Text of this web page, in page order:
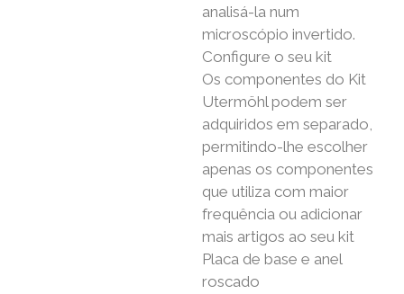
analisá-la num
microscópio invertido.
Configure o seu kit
Os componentes do Kit
Utermöhl podem ser
adquiridos em separado,
permitindo-lhe escolher
apenas os componentes
que utiliza com maior
frequência ou adicionar
mais artigos ao seu kit
Placa de base e anel
roscado